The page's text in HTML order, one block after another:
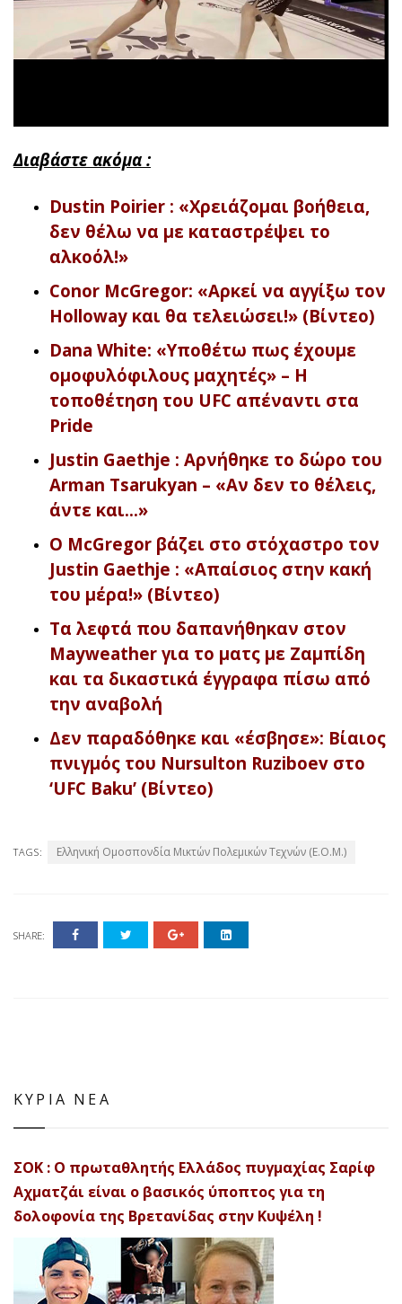
Διαβάστε ακόμα :
Dustin Poirier : «Χρειάζομαι βοήθεια,
δεν θέλω να με καταστρέψει το
αλκοόλ!»
Conor McGregor: «Αρκεί να αγγίξω τον
Holloway και θα τελειώσει!» (Βίντεο)
Dana White: «Υποθέτω πως έχουμε
ομοφυλόφιλους μαχητές» – Η
τοποθέτηση του UFC απέναντι στα
Pride
Justin Gaethje : Αρνήθηκε το δώρο του
Arman Tsarukyan – «Αν δεν το θέλεις,
άντε και…»
Ο McGregor βάζει στο στόχαστρο τον
Justin Gaethje : «Απαίσιος στην κακή
του μέρα!» (Βίντεο)
Τα λεφτά που δαπανήθηκαν στον
Mayweather για το ματς με Ζαμπίδη
και τα δικαστικά έγγραφα πίσω από
την αναβολή
Δεν παραδόθηκε και «έσβησε»: Βίαιος
πνιγμός του Nursulton Ruziboev στο
‘UFC Baku’ (Βίντεο)
TAGS: Ελληνική Ομοσπονδία Μικτών Πολεμικών Τεχνών (Ε.Ο.Μ.)
SHARE:
ΚΥΡΙΑ ΝΕΑ
ΣΟΚ : Ο πρωταθλητής Ελλάδος πυγμαχίας Σαρίφ
Αχματζάι είναι ο βασικός ύποπτος για τη
δολοφονία της Βρετανίδας στην Κυψέλη !